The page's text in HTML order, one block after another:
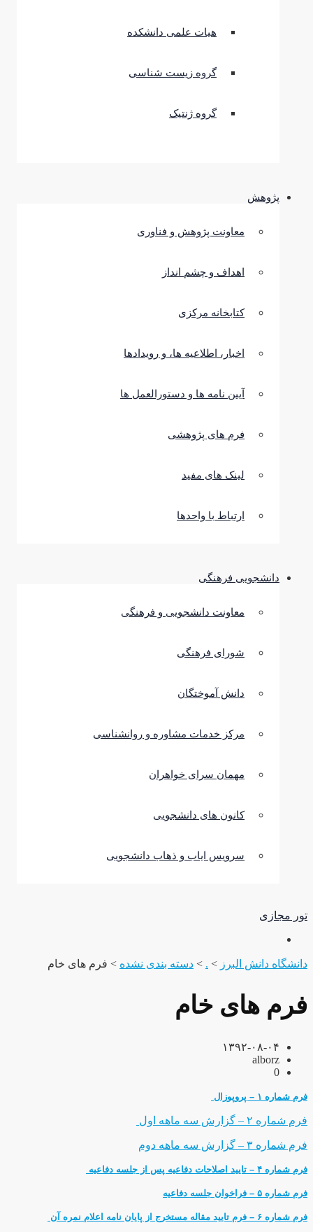
هیات علمی دانشکده
گروه زیست شناسی
گروه ژنتیک
پژوهش
معاونت پژوهش و فناوری
اهداف و چشم انداز
کتابخانه مرکزی
اخبار، اطلاعیه ها، و رویدادها
آیین نامه ها و دستورالعمل ها
فرم های پژوهشی
لینک های مفید
ارتباط با واحدها
دانشجویی فرهنگی
معاونت دانشجویی و فرهنگی
شورای فرهنگی
دانش آموختگان
مرکز خدمات مشاوره و روانشناسی
مهمان سرای خواهران
کانون های دانشجویی
سرویس ایاب و ذهاب دانشجویی
تور مجازی
دانشگاه دانش البرز >
.
> دسته بندی نشده > فرم های خام
فرم های خام
۱۳۹۲-۰۸-۰۴
alborz
0
فرم شماره ۱ – پروپوزال
فرم شماره ۲ – گزارش سه ماهه اول
فرم شماره ۳ – گزارش سه ماهه دوم
فرم شماره ۴ – تایید اصلاحات دفاعیه پس از جلسه دفاعیه
فرم شماره ۵ – فراخوان جلسه دفاعیه
فرم شماره ۶ – فرم تایید مقاله مستخرج از پایان نامه اعلام نمره آن